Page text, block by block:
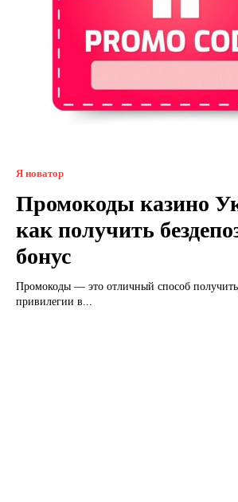
Я новатор
Промокоды казино
как получить
бонус
Промокоды — это отличный способ
привилегии в...